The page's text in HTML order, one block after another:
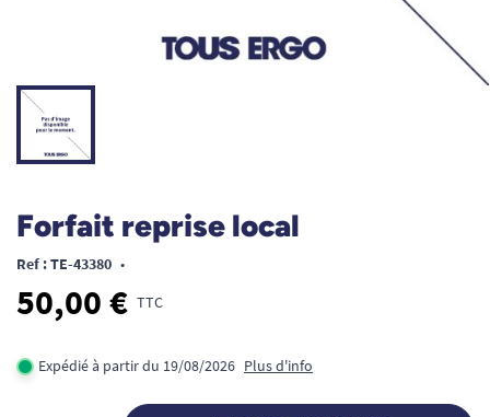
Forfait reprise local
Ref : TE-43380 •
50,00 € TTC
Expédié à partir du 19/08/2026 Plus d'info